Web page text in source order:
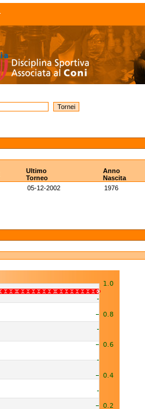
Ultimo
Torneo
Anno
Nascita
05-12-2002 1976